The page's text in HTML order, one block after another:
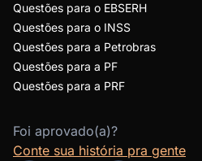
Questões para o EBSERH
Questões para o INSS
Questões para a Petrobras
Questões para a PF
Questões para a PRF
Foi aprovado(a)?
Conte sua história pra gente